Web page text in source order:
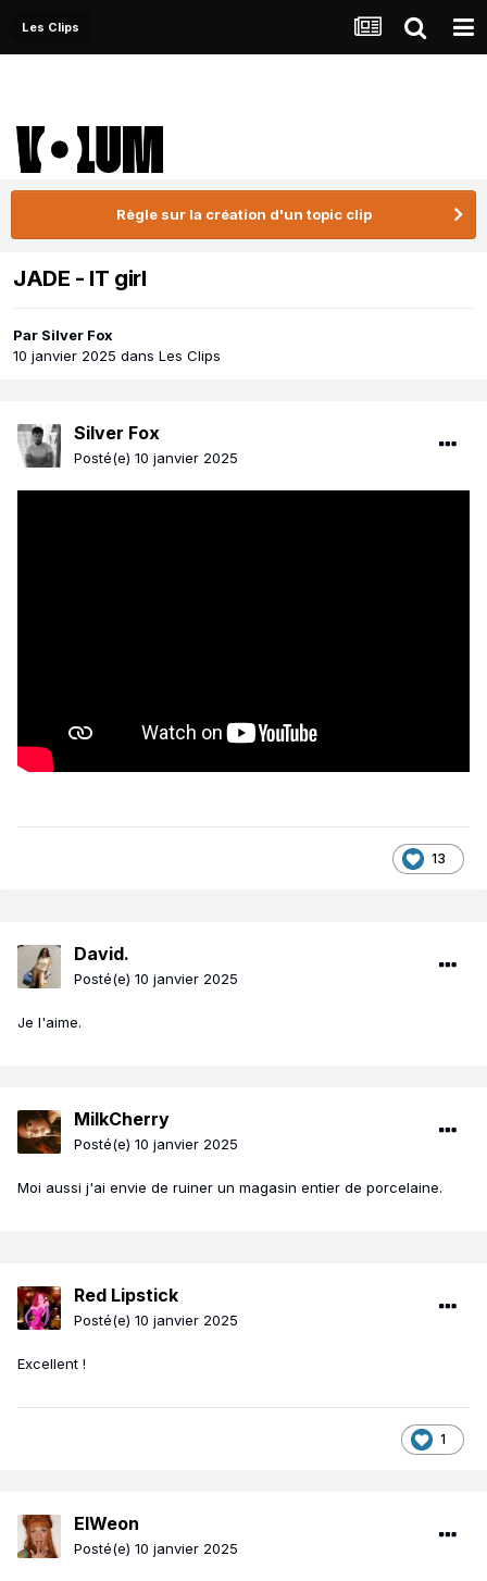
Les Clips
Règle sur la création d'un topic clip
JADE - IT girl
Par Silver Fox
10 janvier 2025 dans Les Clips
Silver Fox
Posté(e) 10 janvier 2025
13
David.
Posté(e) 10 janvier 2025
Je l'aime.
MilkCherry
Posté(e) 10 janvier 2025
Moi aussi j'ai envie de ruiner un magasin entier de porcelaine.
Red Lipstick
Posté(e) 10 janvier 2025
Excellent !
1
ElWeon
Posté(e) 10 janvier 2025